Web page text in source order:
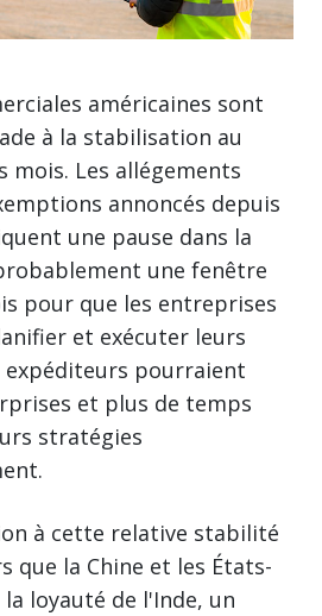
américaines sont
à la stabilisation au
mois. Les allégements
annoncés depuis
une pause dans la
une fenêtre
pour que les entreprises
et exécuter leurs
pourraient
et plus de temps
stratégies
à cette relative stabilité
que la Chine et les États-
loyauté de l'Inde, un